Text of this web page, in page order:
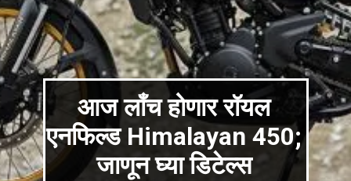
आज लाँच होणार रॉयल
एनफिल्ड Himalayan 450;
जाणून घ्या डिटेल्स